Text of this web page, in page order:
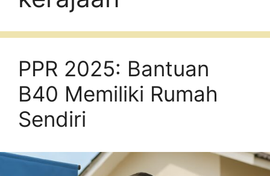
PPR 2025: Bantuan
B40 Memiliki Rumah
Sendiri